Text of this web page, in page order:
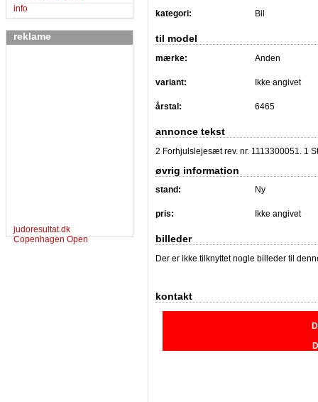
info
reklame
judoresultat.dk
Copenhagen Open
kategori: Bil
til model
mærke: Anden
variant: Ikke angivet
årstal: 6465
annonce tekst
2 Forhjulslejesæt rev. nr. 1113300051. 1
øvrig information
stand: Ny
pris: Ikke angivet
billeder
Der er ikke tilknyttet nogle billeder til
kontakt